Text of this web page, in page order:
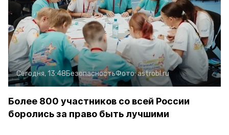
Сегодня, 13:48БезопасностьФото:astrobl.ru
Более 800 участников со всей России
боролись за право быть лучшими